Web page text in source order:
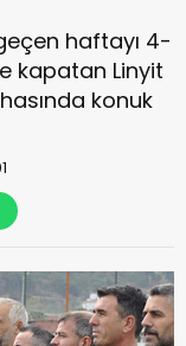
haftayı 4-
kapatan Linyit
konuk